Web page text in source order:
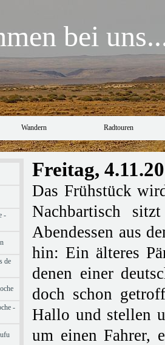
Wandern Radtouren
bei
-
de
-
Freitag,
Das Frühstück
Nachbartisch
Abendessen aus
hin: Ein älteres
denen einer
doch schon
Hallo und stellen
um einen Fahrer,